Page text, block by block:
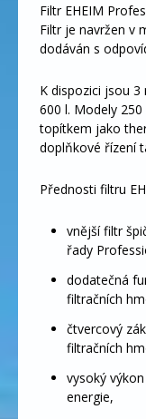
Filtr EHEIM
Filtr je navržen v
dodáván s
K dispozici jsou
600 l. Modely
topítkem jako
doplňkové řízení
Přednosti filtru
vnější filtr
řady
dodatečná
filtračních
čtvercový
filtračních
vysoký
energie,